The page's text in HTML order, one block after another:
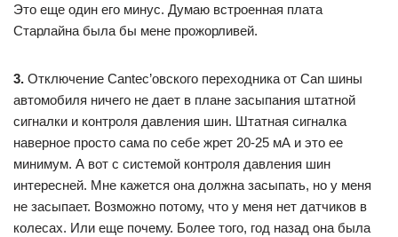
Это еще один его минус. Думаю встроенная плата
Старлайна была бы мене прожорливей.
3. Отключение Cantec’овского переходника от Can шины
автомобиля ничего не дает в плане засыпания штатной
сигналки и контроля давления шин. Штатная сигналка
наверное просто сама по себе жрет 20-25 мА и это ее
минимум. А вот с системой контроля давления шин
интересней. Мне кажется она должна засыпать, но у меня
не засыпает. Возможно потому, что у меня нет датчиков в
колесах. Или еще почему. Более того, год назад она была